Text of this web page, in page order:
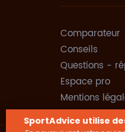
Comparateur
Conseils
Questions -
Espace pro
Mentions
SportAdvice utilise